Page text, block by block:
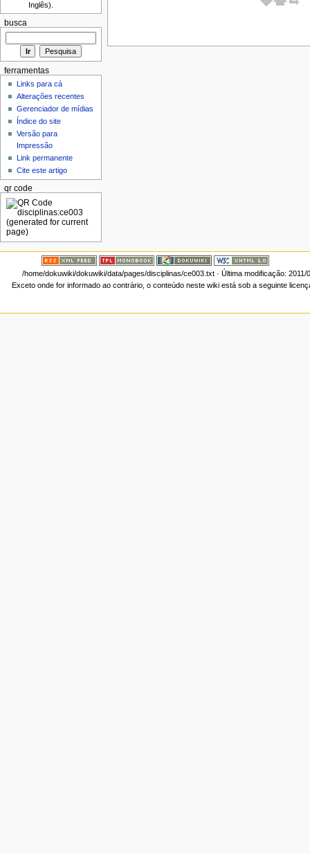
Inglês).
busca
ferramentas
Links para cá
Alterações recentes
Gerenciador de mídias
Índice do site
Versão para
Impressão
Link permanente
Cite este artigo
qr code
/home/dokuwiki/dokuwiki/data/pages/disciplinas/ce003.txt· Última modificação:
Exceto onde for informado ao contrário, o conteúdo neste wiki está sob a seguinte